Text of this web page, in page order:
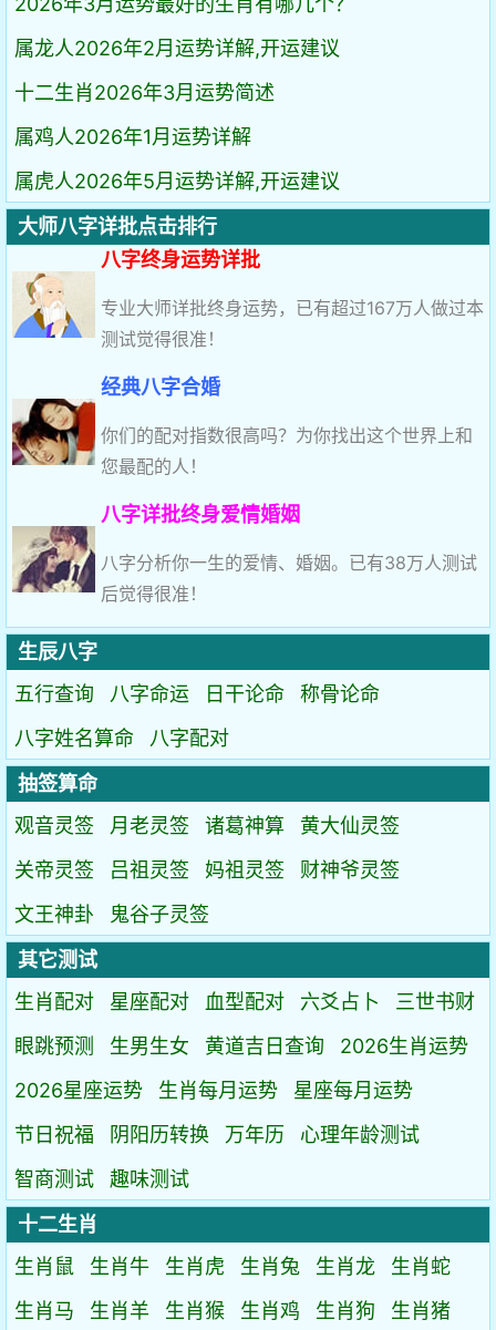
属龙人2026年2月运势详解,开运建议
十二生肖2026年3月运势简述
属鸡人2026年1月运势详解
属虎人2026年5月运势详解,开运建议
大师八字详批点击排行
八字终身运势详批
专业大师详批终身运势，已有超过167万人做过本
测试觉得很准！
经典八字合婚
你们的配对指数很高吗？为你找出这个世界上和
您最配的人！
八字详批终身爱情婚姻
八字分析你一生的爱情、婚姻。已有38万人测试
后觉得很准！
生辰八字
五行查询
八字命运 日干论命
称骨论命
八字姓名算命
八字配对
抽签算命
观音灵签
月老灵签 诸葛神算
黄大仙灵签
关帝灵签
吕祖灵签 妈祖灵签
财神爷灵签
文王神卦
鬼谷子灵签
其它测试
生肖配对
星座配对 血型配对 六爻占卜
三世书财
眼跳预测
生男生女 黄道吉日查询
2026生肖运势
2026星座运势
生肖每月运势
星座每月运势
节日祝福
阴阳历转换 万年历
心理年龄测试
智商测试
趣味测试
十二生肖
生肖鼠
生肖牛 生肖虎 生肖兔 生肖龙
生肖蛇
生肖马
生肖羊 生肖猴 生肖鸡 生肖狗 生肖猪